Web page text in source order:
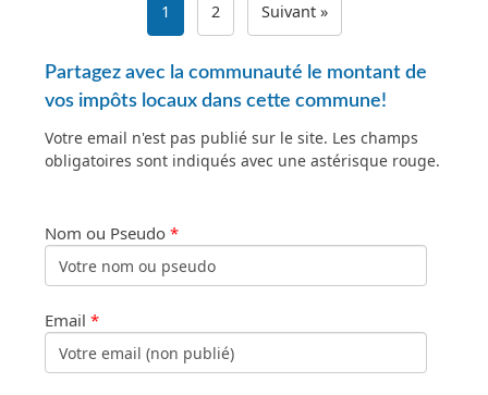
1 2 Suivant »
Partagez avec la communauté le montant de
vos impôts locaux dans cette commune!
Votre email n'est pas publié sur le site. Les champs
obligatoires sont indiqués avec une astérisque rouge.
Nom ou Pseudo *
Email *